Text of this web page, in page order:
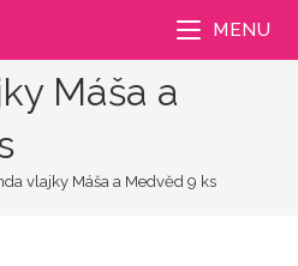
MENU
Máša a
vlajky Máša a Medvěd 9 ks